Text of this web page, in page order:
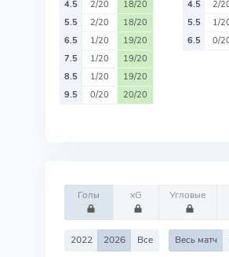
4.5
2/20
18/20
5.5
2/20
18/20
6.5
1/20
19/20
7.5
1/20
19/20
8.5
1/20
19/20
9.5
0/20 20/20
4.5
2/
5.5
1/
6.5
0/
Голы xG Угловые
2022 2026 Все Весь матч